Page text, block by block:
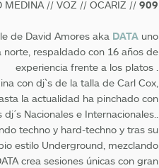
MEDINA // VOZ // OCARIZ // 909
de David Amores aka DATA uno
respaldado con 16 años de
experiencia frente a los platos .
con dj`s de la talla de Carl Cox,
la actualidad ha pinchado con
Nacionales e Internacionales..
techno y hard-techno y tras su
estilo Underground, mezclando
crea sesiones únicas con gran